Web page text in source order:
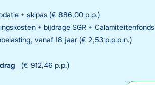
+ skipas (€ 886,00 p.p.)
+ bijdrage SGR + Calamiteitenfonds
vanaf 18 jaar (€ 2,53 p.p.p.n.)
(€ 912,46 p.p.)